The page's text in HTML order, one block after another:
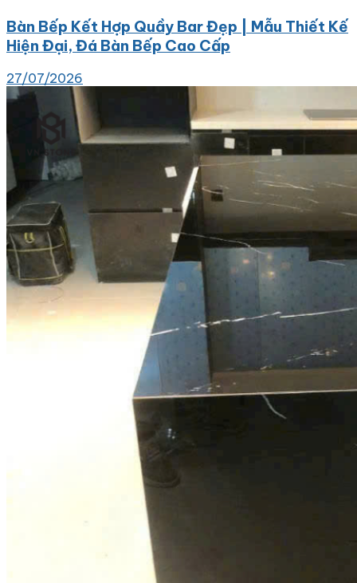
Bàn Bếp Kết Hợp Quầy Bar Đẹp | Mẫu Thiết Kế
Hiện Đại, Đá Bàn Bếp Cao Cấp
27/07/2026